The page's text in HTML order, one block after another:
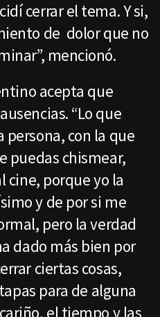
cerrar el tema. Y si,
de dolor que no
mencionó.
acepta que
“Lo que
persona, con la que
puedas chismear,
cine, porque yo la
y de por si me
pero la verdad
dado más bien por
ciertas cosas,
para de alguna
el tiempo y las